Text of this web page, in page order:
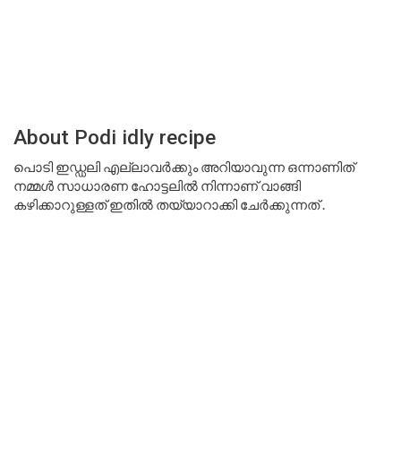
About Podi idly recipe
പൊടി ഇഡ്ഡലി എല്ലാവർക്കും അറിയാവുന്ന ഒന്നാണിത്
നമ്മൾ സാധാരണ ഹോട്ടലിൽ നിന്നാണ് വാങ്ങി
കഴിക്കാറുള്ളത് ഇതിൽ തയ്യാറാക്കി ചേർക്കുന്നത് .